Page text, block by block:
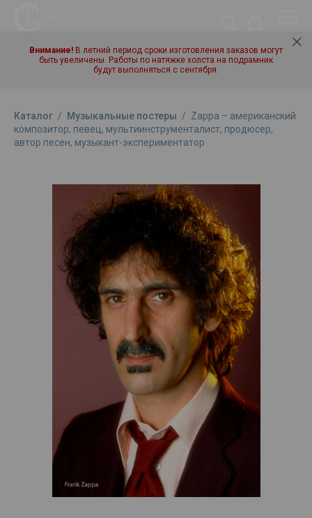
Внимание! В летний период сроки изготовления заказов могут
быть увеличены. Работы по натяжке холста на подрамник
будут выполняться с сентября.
Каталог / Музыкальные постеры / Zappa – американский
композитор, певец, мультиинструменталист, продюсер,
автор песен, музыкант-экспериментатор